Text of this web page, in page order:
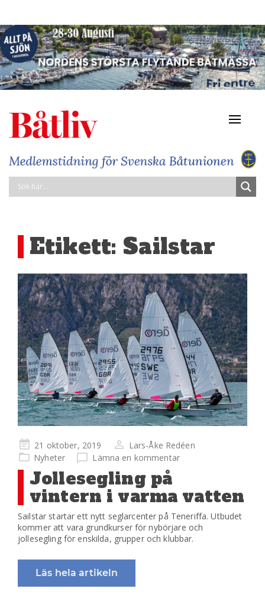
Etikett: Sailstar
Publicerad
på
21 oktober, 2019
Lars-Åke Redéen
Nyheter
Lämna en kommentar
Jollesegling på
vintern i varma vatten
Sailstar startar ett nytt seglarcenter på Teneriffa. Utbudet
kommer att vara grundkurser för nybörjare och
jollesegling för enskilda, grupper och klubbar.
Läs hela artikeln